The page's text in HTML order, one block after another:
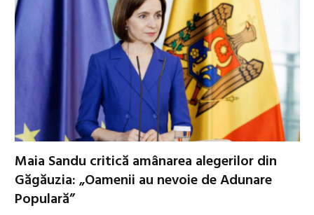
Maia Sandu critică amânarea alegerilor din
Găgăuzia: „Oamenii au nevoie de Adunare
Populară”